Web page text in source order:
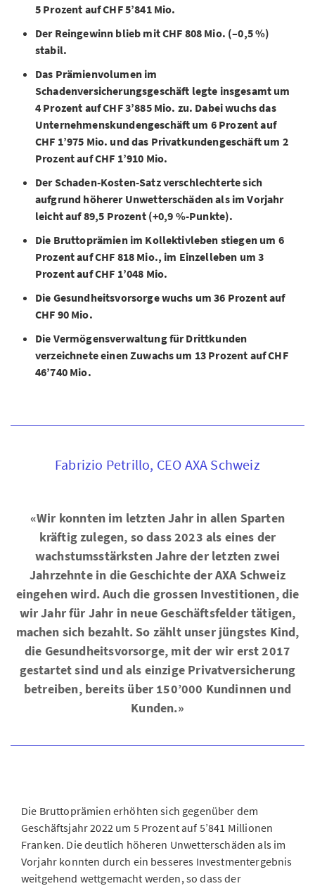
5 Prozent auf CHF 5’841 Mio.
Der Reingewinn blieb mit CHF 808 Mio. (–0,5 %)
stabil.
Das Prämienvolumen im
Schadenversicherungsgeschäft legte insgesamt um
4 Prozent auf CHF 3’885 Mio. zu. Dabei wuchs das
Unternehmenskundengeschäft um 6 Prozent auf
CHF 1’975 Mio. und das Privatkundengeschäft um 2
Prozent auf CHF 1’910 Mio.
Der Schaden-Kosten-Satz verschlechterte sich
aufgrund höherer Unwetterschäden als im Vorjahr
leicht auf 89,5 Prozent (+0,9 %-Punkte).
Die Bruttoprämien im Kollektivleben stiegen um 6
Prozent auf CHF 818 Mio., im Einzelleben um 3
Prozent auf CHF 1’048 Mio.
Die Gesundheitsvorsorge wuchs um 36 Prozent auf
CHF 90 Mio.
Die Vermögensverwaltung für Drittkunden
verzeichnete einen Zuwachs um 13 Prozent auf CHF
46’740 Mio.
Fabrizio Petrillo, CEO AXA Schweiz
«Wir konnten im letzten Jahr in allen Sparten
kräftig zulegen, so dass 2023 als eines der
wachstumsstärksten Jahre der letzten zwei
Jahrzehnte in die Geschichte der AXA Schweiz
eingehen wird. Auch die grossen Investitionen, die
wir Jahr für Jahr in neue Geschäftsfelder tätigen,
machen sich bezahlt. So zählt unser jüngstes Kind,
die Gesundheitsvorsorge, mit der wir erst 2017
gestartet sind und als einzige Privatversicherung
betreiben, bereits über 150’000 Kundinnen und
Kunden.»
Die Bruttoprämien erhöhten sich gegenüber dem
Geschäftsjahr 2022 um 5 Prozent auf 5’841 Millionen
Franken. Die deutlich höheren Unwetterschäden als im
Vorjahr konnten durch ein besseres Investmentergebnis
weitgehend wettgemacht werden, so dass der